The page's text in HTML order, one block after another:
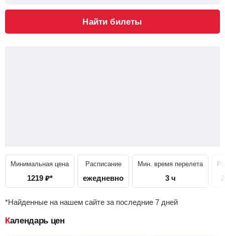
Найти билеты
Минимальная цена
1219 ₽*
Расписание
ежедневно
Мин. время перелета
3 ч
*Найденные на нашем сайте за последние 7 дней
Календарь цен